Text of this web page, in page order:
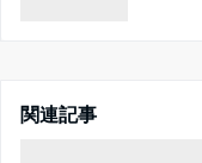
関連記事